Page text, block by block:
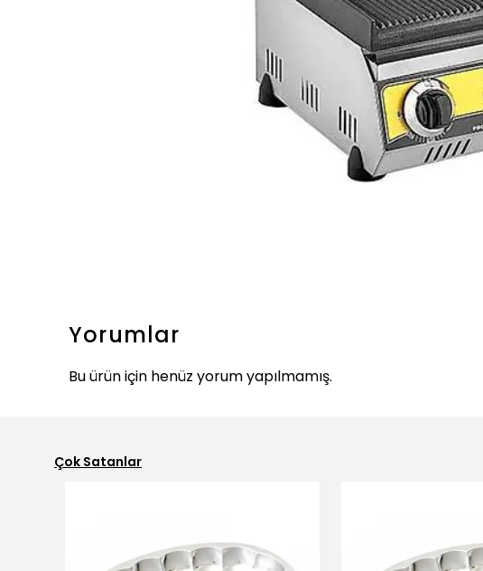
Yorumlar
Bu ürün için henüz yorum yapılmamış.
Çok Satanlar